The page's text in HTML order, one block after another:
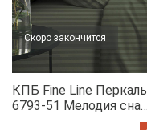
Скоро закончится
КПБ Fine Line Перкаль
6793-51 Мелодия сна